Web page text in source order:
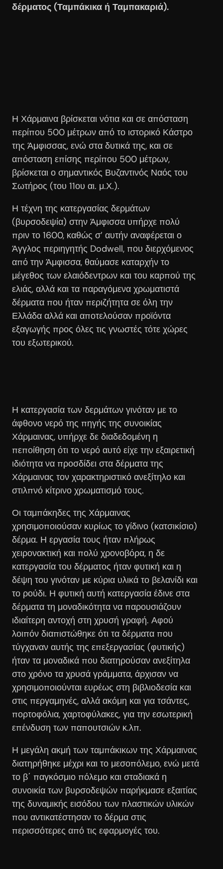
δέρματος (Ταμπάκικα ή Ταμπακαριά).
Η Χάρμαινα βρίσκεται νότια και σε απόσταση
περίπου 500 μέτρων από το ιστορικό Κάστρο
της Άμφισσας, ενώ στα δυτικά της, και σε
απόσταση επίσης περίπου 500 μέτρων,
βρίσκεται ο σημαντικός Βυζαντινός Ναός του
Σωτήρος (του 11ου αι. μ.Χ.).
Η τέχνη της κατεργασίας δερμάτων
(βυρσοδεψία) στην Άμφισσα υπήρχε πολύ
πριν το 1600, καθώς σ’ αυτήν αναφέρεται ο
Άγγλος περιηγητής Dodwell, που διερχόμενος
από την Άμφισσα, θαύμασε καταρχήν το
μέγεθος των ελαιόδεντρων και του καρπού της
ελιάς, αλλά και τα παραγόμενα χρωματιστά
δέρματα που ήταν περιζήτητα σε όλη την
Ελλάδα αλλά και αποτελούσαν προϊόντα
εξαγωγής προς όλες τις γνωστές τότε χώρες
του εξωτερικού.
Η κατεργασία των δερμάτων γινόταν με το
άφθονο νερό της πηγής της συνοικίας
Χάρμαινας, υπήρχε δε διαδεδομένη η
πεποίθηση ότι το νερό αυτό είχε την εξαιρετική
ιδιότητα να προσδίδει στα δέρματα της
Χάρμαινας τον χαρακτηριστικό ανεξίτηλο και
στιλπνό κίτρινο χρωματισμό τους.
Οι ταμπάκηδες της Χάρμαινας
χρησιμοποιούσαν κυρίως το γίδινο (κατσικίσιο)
δέρμα. Η εργασία τους ήταν πλήρως
χειρονακτική και πολύ χρονοβόρα, η δε
κατεργασία του δέρματος ήταν φυτική και η
δέψη του γινόταν με κύρια υλικά το βελανίδι και
το ρούδι. Η φυτική αυτή κατεργασία έδινε στα
δέρματα τη μοναδικότητα να παρουσιάζουν
ιδιαίτερη αντοχή στη χρυσή γραφή. Αφού
λοιπόν διαπιστώθηκε ότι τα δέρματα που
τύγχαναν αυτής της επεξεργασίας (φυτικής)
ήταν τα μοναδικά που διατηρούσαν ανεξίτηλα
στο χρόνο τα χρυσά γράμματα, άρχισαν να
χρησιμοποιούνται ευρέως στη βιβλιοδεσία και
στις περγαμηνές, αλλά ακόμη και για τσάντες,
πορτοφόλια, χαρτοφύλακες, για την εσωτερική
επένδυση των παπουτσιών κ.λπ.
Η μεγάλη ακμή των ταμπάκικων της Χάρμαινας
διατηρήθηκε μέχρι και το μεσοπόλεμο, ενώ μετά
το β΄ παγκόσμιο πόλεμο και σταδιακά η
συνοικία των βυρσοδεψών παρήκμασε εξαιτίας
της δυναμικής εισόδου των πλαστικών υλικών
που αντικατέστησαν το δέρμα στις
περισσότερες από τις εφαρμογές του.